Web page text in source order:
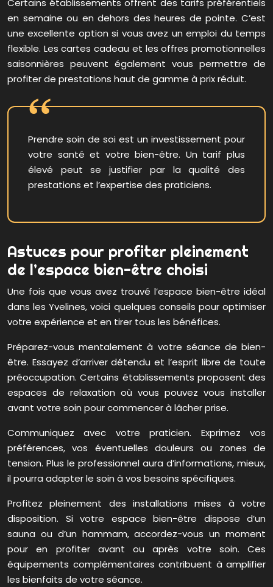
Certains établissements offrent des tarifs préférentiels
en semaine ou en dehors des heures de pointe. C’est
une excellente option si vous avez un emploi du temps
flexible. Les cartes cadeau et les offres promotionnelles
saisonnières peuvent également vous permettre de
profiter de prestations haut de gamme à prix réduit.
Prendre soin de soi est un investissement pour
votre santé et votre bien-être. Un tarif plus
élevé peut se justifier par la qualité des
prestations et l’expertise des praticiens.
Astuces pour profiter pleinement
de l’espace bien-être choisi
Une fois que vous avez trouvé l’espace bien-être idéal
dans les Yvelines, voici quelques conseils pour optimiser
votre expérience et en tirer tous les bénéfices.
Préparez-vous mentalement à votre séance de bien-
être. Essayez d’arriver détendu et l’esprit libre de toute
préoccupation. Certains établissements proposent des
espaces de relaxation où vous pouvez vous installer
avant votre soin pour commencer à lâcher prise.
Communiquez avec votre praticien. Exprimez vos
préférences, vos éventuelles douleurs ou zones de
tension. Plus le professionnel aura d’informations, mieux,
il pourra adapter le soin à vos besoins spécifiques.
Profitez pleinement des installations mises à votre
disposition. Si votre espace bien-être dispose d’un
sauna ou d’un hammam, accordez-vous un moment
pour en profiter avant ou après votre soin. Ces
équipements complémentaires contribuent à amplifier
les bienfaits de votre séance.